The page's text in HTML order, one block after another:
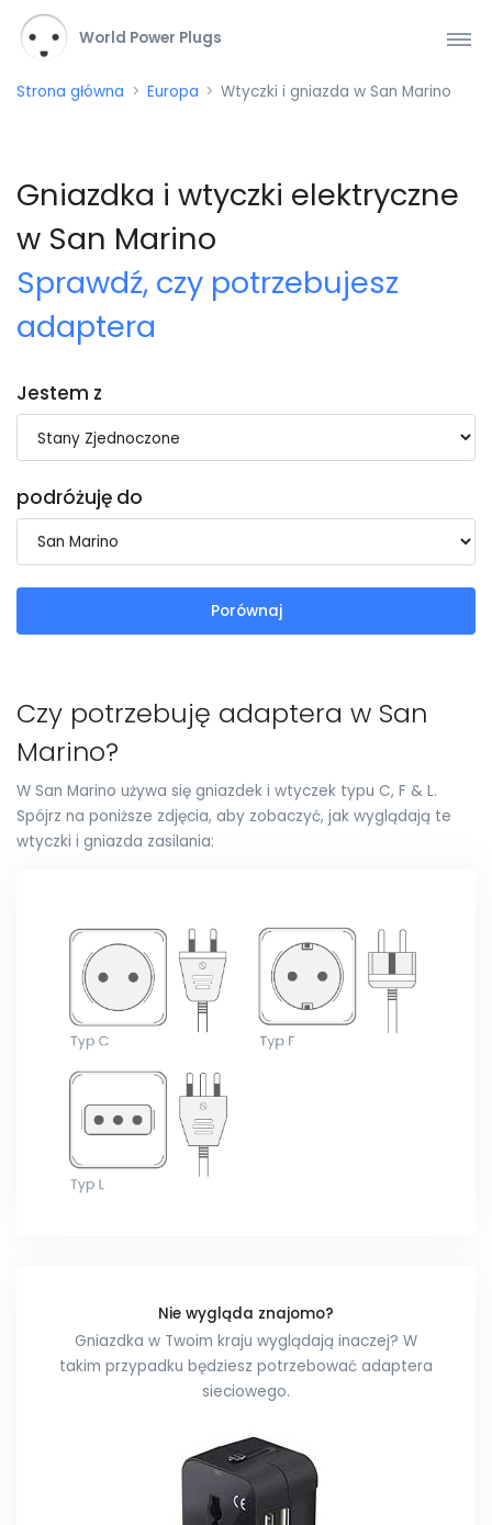
World Power Plugs
Strona główna Europa Wtyczki i gniazda w San Marino
Gniazdka i wtyczki elektryczne
w San Marino
Sprawdź, czy potrzebujesz
adaptera
Jestem z
podróżuję do
Porównaj
Czy potrzebuję adaptera w San
Marino?
W San Marino używa się gniazdek i wtyczek typu C, F & L.
Spójrz na poniższe zdjęcia, aby zobaczyć, jak wyglądają te
wtyczki i gniazda zasilania:
Nie wygląda znajomo?
Gniazdka w Twoim kraju wyglądają inaczej? W
takim przypadku będziesz potrzebować adaptera
sieciowego.